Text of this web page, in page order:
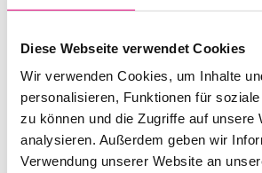
Diese Webseite verwendet Cookies
Wir verwenden Cookies, um Inhalte
personalisieren, Funktionen für
zu können und die Zugriffe auf unsere
analysieren. Außerdem geben wir
Verwendung unserer Website an
SA.
19